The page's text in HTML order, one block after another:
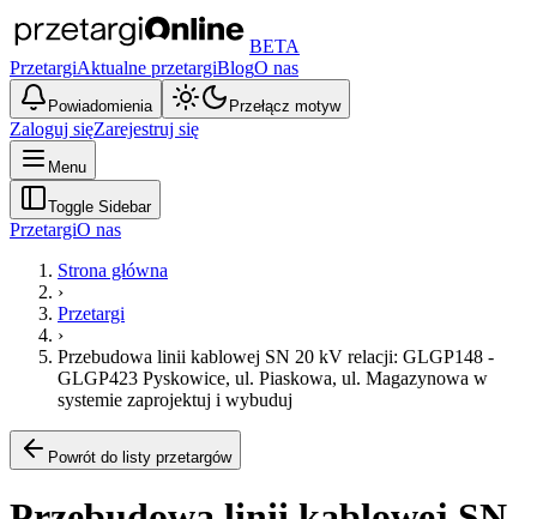
BETA
PrzetargiAktualne przetargiBlogO nas
Powiadomienia Przełącz motyw
Zaloguj sięZarejestruj się
Menu
Toggle Sidebar
PrzetargiO nas
Strona główna
›
Przetargi
›
Przebudowa linii kablowej SN 20 kV relacji: GLGP148 -
GLGP423 Pyskowice, ul. Piaskowa, ul. Magazynowa w
systemie zaprojektuj i wybuduj
Powrót do listy przetargów